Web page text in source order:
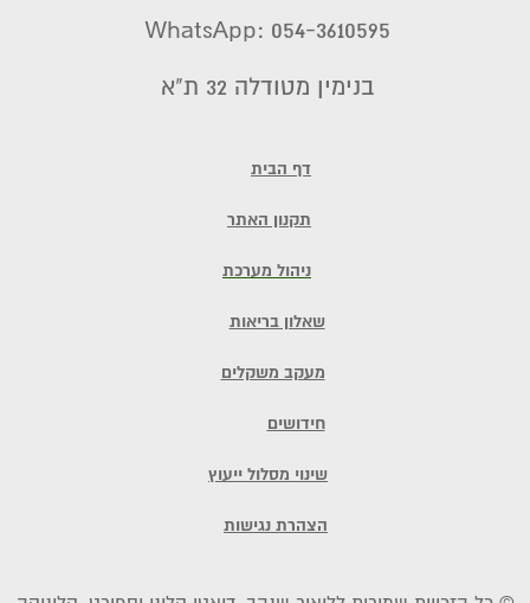
דף הבית
תקנון האתר
ניהול מערכת
שאלון בריאות
מעקב משקלים
חידושים
שינוי מסלול ייעוץ
הצהרת נגישות
בנימין מטודלה 32 ת"א
WhatsApp: 054-3610595